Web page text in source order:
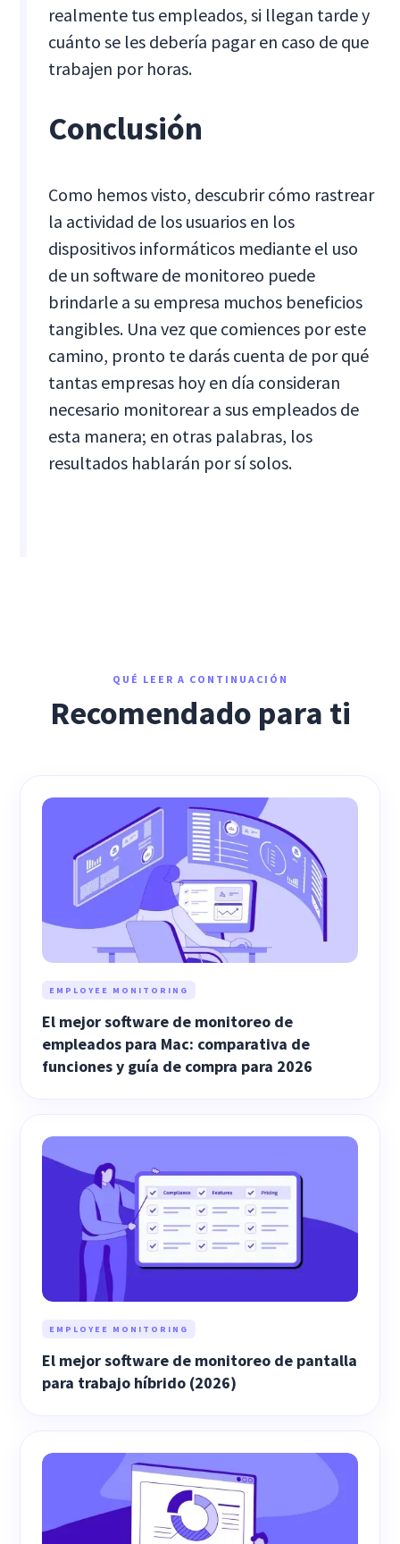
realmente tus empleados, si llegan tarde y
cuánto se les debería pagar en caso de que
trabajen por horas.
Conclusión
Como hemos visto, descubrir cómo rastrear
la actividad de los usuarios en los
dispositivos informáticos mediante el uso
de un software de monitoreo puede
brindarle a su empresa muchos beneficios
tangibles. Una vez que comiences por este
camino, pronto te darás cuenta de por qué
tantas empresas hoy en día consideran
necesario monitorear a sus empleados de
esta manera; en otras palabras, los
resultados hablarán por sí solos.
QUÉ LEER A CONTINUACIÓN
Recomendado para ti
EMPLOYEE MONITORING
El mejor software de monitoreo de
empleados para Mac: comparativa de
funciones y guía de compra para 2026
EMPLOYEE MONITORING
El mejor software de monitoreo de pantalla
para trabajo híbrido (2026)